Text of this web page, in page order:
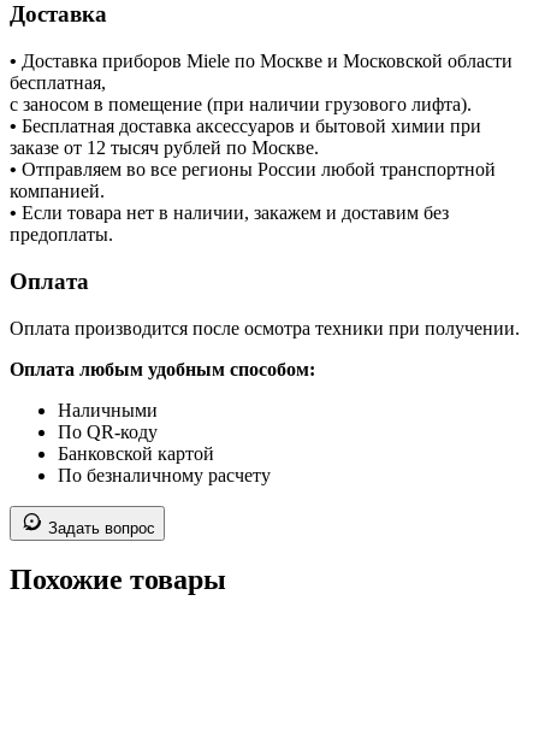
Доставка
• Доставка приборов Miele по Москве и Московской области
бесплатная,
с заносом в помещение (при наличии грузового лифта).
• Бесплатная доставка аксессуаров и бытовой химии при
заказе от 12 тысяч рублей по Москве.
• Отправляем во все регионы России любой транспортной
компанией.
• Если товара нет в наличии, закажем и доставим без
предоплаты.
Оплата
Оплата производится после осмотра техники при получении.
Оплата любым удобным способом:
Наличными
По QR-коду
Банковской картой
По безналичному расчету
Задать вопрос
Похожие товары